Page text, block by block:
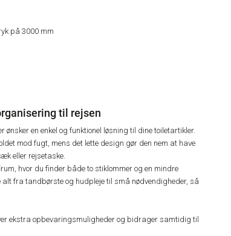
på 3000 mm
til rejsen
en enkel og funktionel løsning til dine toiletartikler.
mod fugt, mens det lette design gør den nem at have
eller rejsetaske.
hvor du finder både to stiklommer og en mindre
fra tandbørste og hudpleje til små nødvendigheder, så
ekstra opbevaringsmuligheder og bidrager samtidig til